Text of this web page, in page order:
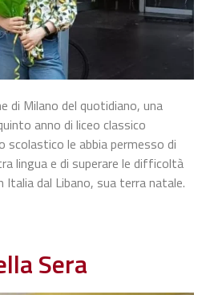
di Milano del quotidiano, una
anno di liceo classico
scolastico le abbia permesso di
lingua e di superare le difficoltà
dal Libano, sua terra natale.
Sera